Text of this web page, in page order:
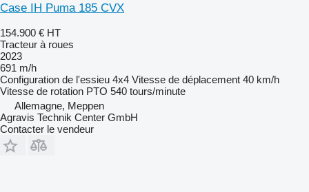
Case IH Puma 185 CVX
154.900 € HT
Tracteur à roues
2023
691 m/h
Configuration de l'essieu 4x4 Vitesse de déplacement 40 km/h
Vitesse de rotation PTO 540 tours/minute
Allemagne, Meppen
Agravis Technik Center GmbH
Contacter le vendeur